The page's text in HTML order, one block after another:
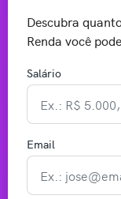
Descubra
Renda você
Salário
Email